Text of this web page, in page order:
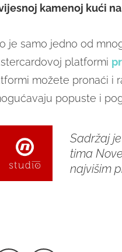
kamenoj kući
je samo jedno od
platformi
možete pronaći i
popuste i
Sadržaj
tima
najvišim